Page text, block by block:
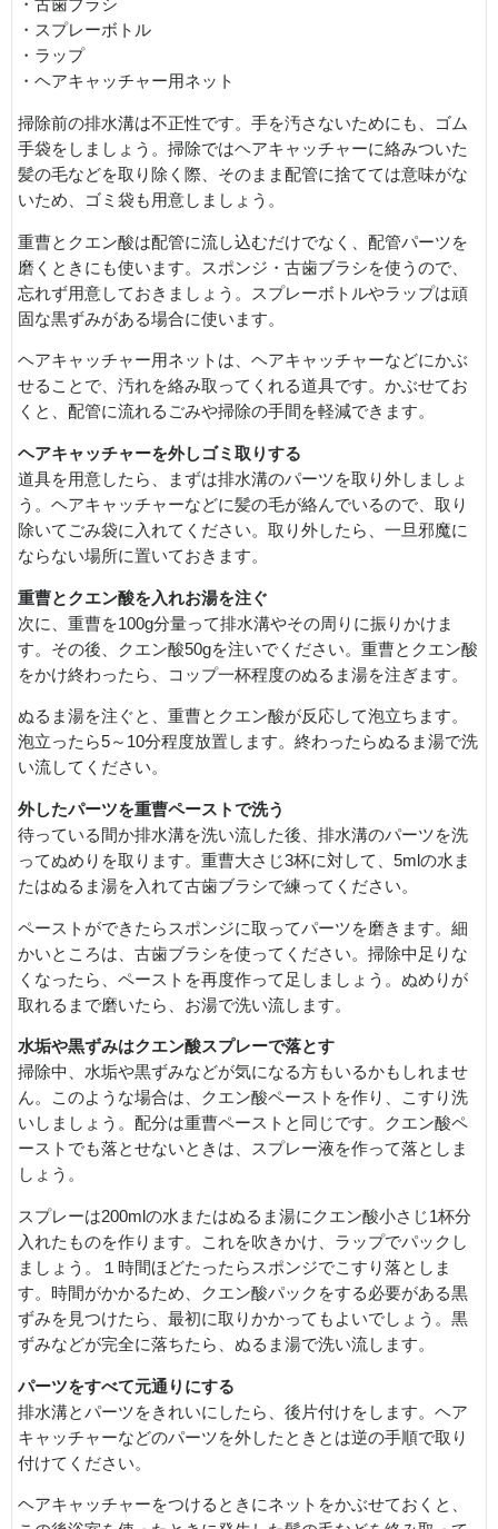
・古歯ブラシ
・スプレーボトル
・ラップ
・ヘアキャッチャー用ネット
掃除前の排水溝は不正性です。手を汚さないためにも、ゴム
手袋をしましょう。掃除ではヘアキャッチャーに絡みついた
髪の毛などを取り除く際、そのまま配管に捨てては意味がな
いため、ゴミ袋も用意しましょう。
重曹とクエン酸は配管に流し込むだけでなく、配管パーツを
磨くときにも使います。スポンジ・古歯ブラシを使うので、
忘れず用意しておきましょう。スプレーボトルやラップは頑
固な黒ずみがある場合に使います。
ヘアキャッチャー用ネットは、ヘアキャッチャーなどにかぶ
せることで、汚れを絡み取ってくれる道具です。かぶせてお
くと、配管に流れるごみや掃除の手間を軽減できます。
ヘアキャッチャーを外しゴミ取りする
道具を用意したら、まずは排水溝のパーツを取り外しましょ
う。ヘアキャッチャーなどに髪の毛が絡んでいるので、取り
除いてごみ袋に入れてください。取り外したら、一旦邪魔に
ならない場所に置いておきます。
重曹とクエン酸を入れお湯を注ぐ
次に、重曹を100g分量って排水溝やその周りに振りかけま
す。その後、クエン酸50gを注いでください。重曹とクエン酸
をかけ終わったら、コップ一杯程度のぬるま湯を注ぎます。
ぬるま湯を注ぐと、重曹とクエン酸が反応して泡立ちます。
泡立ったら5～10分程度放置します。終わったらぬるま湯で洗
い流してください。
外したパーツを重曹ペーストで洗う
待っている間か排水溝を洗い流した後、排水溝のパーツを洗
ってぬめりを取ります。重曹大さじ3杯に対して、5mlの水ま
たはぬるま湯を入れて古歯ブラシで練ってください。
ペーストができたらスポンジに取ってパーツを磨きます。細
かいところは、古歯ブラシを使ってください。掃除中足りな
くなったら、ペーストを再度作って足しましょう。ぬめりが
取れるまで磨いたら、お湯で洗い流します。
水垢や黒ずみはクエン酸スプレーで落とす
掃除中、水垢や黒ずみなどが気になる方もいるかもしれませ
ん。このような場合は、クエン酸ペーストを作り、こすり洗
いしましょう。配分は重曹ペーストと同じです。クエン酸ペ
ーストでも落とせないときは、スプレー液を作って落としま
しょう。
スプレーは200mlの水またはぬるま湯にクエン酸小さじ1杯分
入れたものを作ります。これを吹きかけ、ラップでパックし
ましょう。１時間ほどたったらスポンジでこすり落としま
す。時間がかかるため、クエン酸パックをする必要がある黒
ずみを見つけたら、最初に取りかかってもよいでしょう。黒
ずみなどが完全に落ちたら、ぬるま湯で洗い流します。
パーツをすべて元通りにする
排水溝とパーツをきれいにしたら、後片付けをします。ヘア
キャッチャーなどのパーツを外したときとは逆の手順で取り
付けてください。
ヘアキャッチャーをつけるときにネットをかぶせておくと、